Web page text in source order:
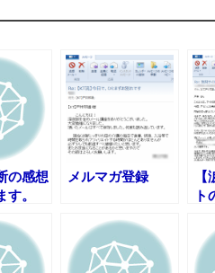
の感想
す。
メルマガ登録
ト